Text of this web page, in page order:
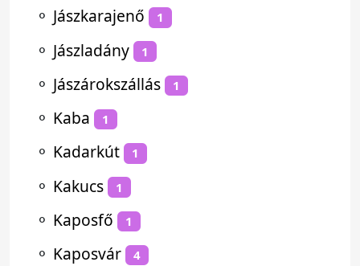
⚬ Jászkarajenő 1
⚬ Jászladány 1
⚬ Jászárokszállás 1
⚬ Kaba 1
⚬ Kadarkút 1
⚬ Kakucs 1
⚬ Kaposfő 1
⚬ Kaposvár 4